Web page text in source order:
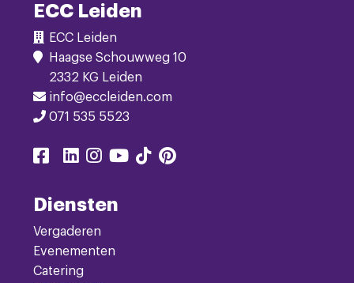
ECC Leiden
ECC Leiden
Haagse Schouwweg 10
2332 KG Leiden
info@eccleiden.com
071 535 5523
Delen
via
Delen
via
Delen
via
Delen
via
Delen
via
Delen
via
Delen
Diensten
Vergaderen
Evenementen
Catering